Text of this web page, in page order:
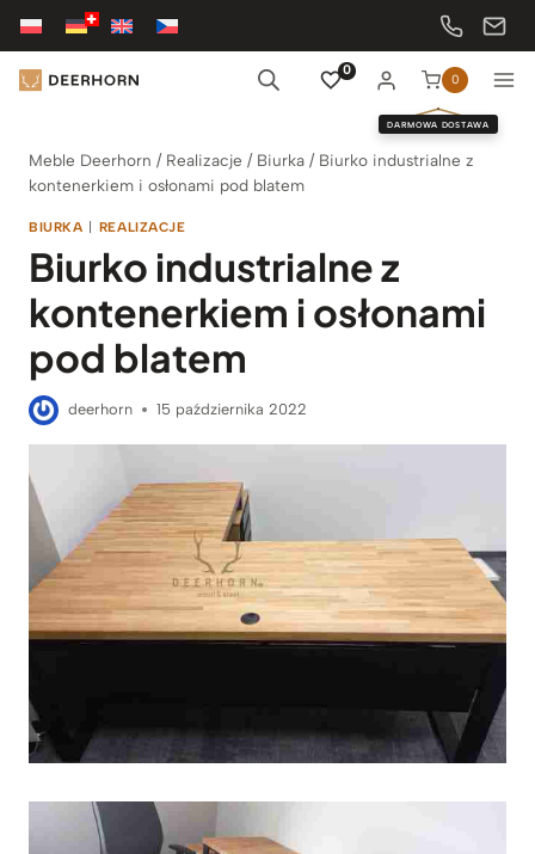
Przejdź
treści
0
0
DARMOWA DOSTAWA
Meble Deerhorn / Realizacje / Biurka / Biurko industrialne z
kontenerkiem i osłonami pod blatem
BIURKA | REALIZACJE
Biurko industrialne z
kontenerkiem i osłonami
pod blatem
deerhorn 15 października 2022